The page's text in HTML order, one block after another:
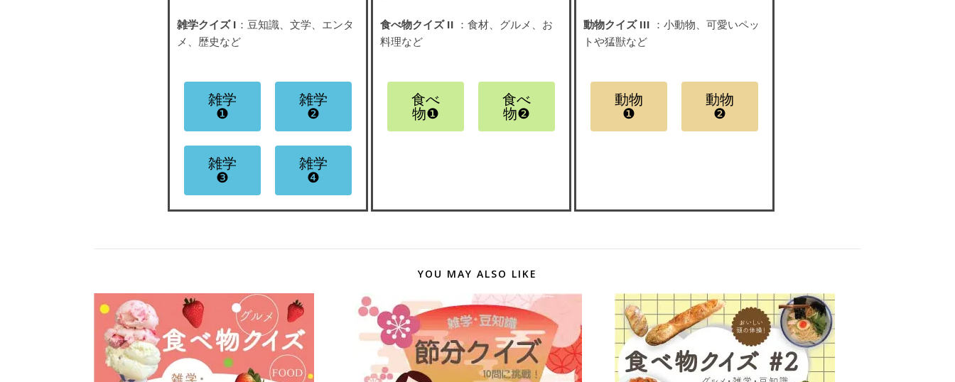
雑学クイズ I ：豆知識、文学、エンタ
メ、歴史など
雑学
❶
雑学
❷
雑学
❸
雑学
❹
食べ物クイズ II ：食材、グルメ、お
料理など
食べ
物❶
食べ
物❷
動物クイズ III ：小動物、可愛いペッ
トや猛獣など
動物
❶
動物
❷
YOU MAY ALSO LIKE